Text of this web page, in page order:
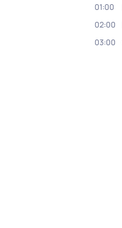
01:00
02:00
03:00